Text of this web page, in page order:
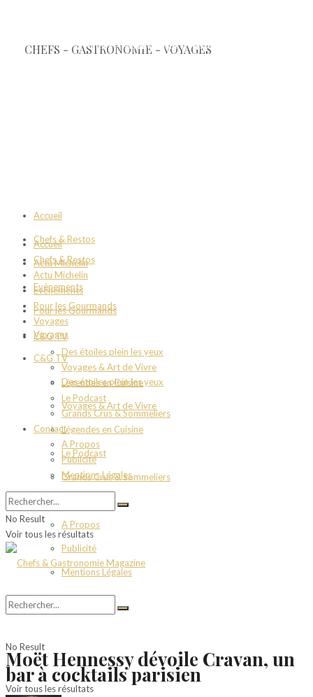
Accueil
Chefs & Restos
Actu Michelin
Evènements
Pour les Gourmands
Voyages
C&G TV
Des étoiles plein les yeux
Voyages & Art de Vivre
Légendes en Cuisine
Le Podcast
Grands Crus & Sommeliers
Contact
A Propos
Publicité
Mentions Légales
Accueil
Chefs & Restos
Actu Michelin
Evènements
Pour les Gourmands
Voyages
C&G TV
Des étoiles plein les yeux
Voyages & Art de Vivre
Légendes en Cuisine
Le Podcast
Grands Crus & Sommeliers
Contact
A Propos
Publicité
Mentions Légales
No Result
Voir tous les résultats
No Result
Voir tous les résultats
Moët Hennessy dévoile Cravan, un
bar à cocktails parisien